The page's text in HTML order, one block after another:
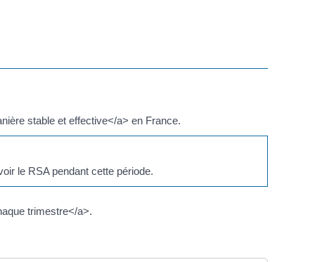
stable et effective</a> en France.
le RSA pendant cette période.
trimestre</a>.